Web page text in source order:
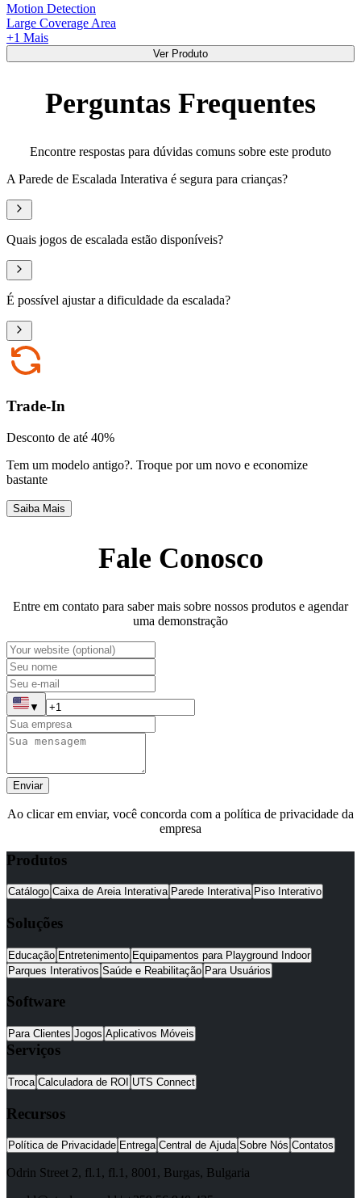
Motion Detection
Large Coverage Area
+1 Mais
Ver Produto
Perguntas Frequentes
Encontre respostas para dúvidas comuns sobre este produto
A Parede de Escalada Interativa é segura para crianças?
Quais jogos de escalada estão disponíveis?
É possível ajustar a dificuldade da escalada?
Trade-In
Desconto de até 40%
Tem um modelo antigo?. Troque por um novo e economize
bastante
Saiba Mais
Fale Conosco
Entre em contato para saber mais sobre nossos produtos e agendar
uma demonstração
▼
Enviar
Ao clicar em enviar, você concorda com a política de privacidade da
empresa
Produtos
Catálogo Caixa de Areia Interativa Parede Interativa Piso Interativo
Soluções
Educação Entretenimento Equipamentos para Playground Indoor
Parques Interativos Saúde e Reabilitação Para Usuários
Software
Para Clientes Jogos Aplicativos Móveis
Serviços
Troca Calculadora de ROI UTS Connect
Recursos
Política de Privacidade Entrega Central de Ajuda Sobre Nós Contatos
Odrin Street 2, fl.1 , fl.1, 8001 , Burgas, Bulgaria